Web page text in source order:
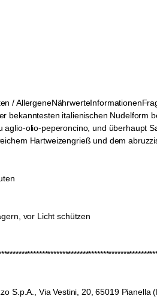
/ AllergeneNährwerteInformationen
bekanntesten italienischen Nudelform
aglio-olio-peperoncino, und überhaupt
Hartweizengrieß und dem
vor Licht schützen
S.p.A., Via Vestini, 20, 65019 Pianella